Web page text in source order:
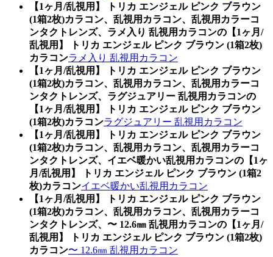
【1ヶ月/乱視用】 トリカ エンジェル ピンク ブラウン
(1箱2枚)カラコン、乱視用カラコン、乱視用カラーコ
ンタクトレンズ、ラメ入り 乱視用カラコンの【1ヶ月/
乱視用】 トリカ エンジェル ピンク ブラウン (1箱2枚)
カラコンラメ入り 乱視用カラコン
【1ヶ月/乱視用】 トリカ エンジェル ピンク ブラウン
(1箱2枚)カラコン、乱視用カラコン、乱視用カラーコ
ンタクトレンズ、ラグジュアリー 乱視用カラコンの
【1ヶ月/乱視用】 トリカ エンジェル ピンク ブラウン
(1箱2枚)カラコンラグジュアリー 乱視用カラコン
【1ヶ月/乱視用】 トリカ エンジェル ピンク ブラウン
(1箱2枚)カラコン、乱視用カラコン、乱視用カラーコ
ンタクトレンズ、イエベ暖かい乱視用カラコンの【1ヶ
月/乱視用】 トリカ エンジェル ピンク ブラウン (1箱2
枚)カラコンイエベ暖かい乱視用カラコン
【1ヶ月/乱視用】 トリカ エンジェル ピンク ブラウン
(1箱2枚)カラコン、乱視用カラコン、乱視用カラーコ
ンタクトレンズ、〜 12.6㎜ 乱視用カラコンの【1ヶ月/
乱視用】 トリカ エンジェル ピンク ブラウン (1箱2枚)
カラコン〜 12.6㎜ 乱視用カラコン